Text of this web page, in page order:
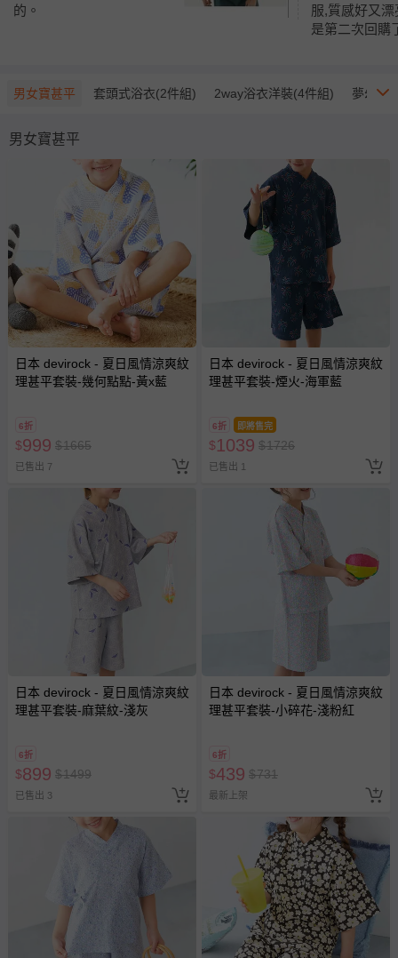
的。
服,質感好又
是第二次回購
男女寶甚平 套頭式浴衣(2件組) 2way浴衣洋裝(4件組) 夢幻甚
男女寶甚平
日本 devirock - 夏日風情涼爽紋
理甚平套裝-幾何點點-黃x藍
6折
$999 $1665
已售出 7
日本 devirock - 夏日風情涼爽紋
理甚平套裝-煙火-海軍藍
6折 即將售完
$1039 $1726
已售出 1
日本 devirock - 夏日風情涼爽紋
理甚平套裝-麻葉紋-淺灰
6折
$899 $1499
已售出 3
日本 devirock - 夏日風情涼爽紋
理甚平套裝-小碎花-淺粉紅
6折
$439 $731
最新上架